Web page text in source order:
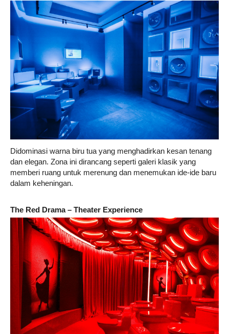
Didominasi warna biru tua yang menghadirkan kesan tenang
dan elegan. Zona ini dirancang seperti galeri klasik yang
memberi ruang untuk merenung dan menemukan ide-ide baru
dalam keheningan.
The Red Drama – Theater Experience